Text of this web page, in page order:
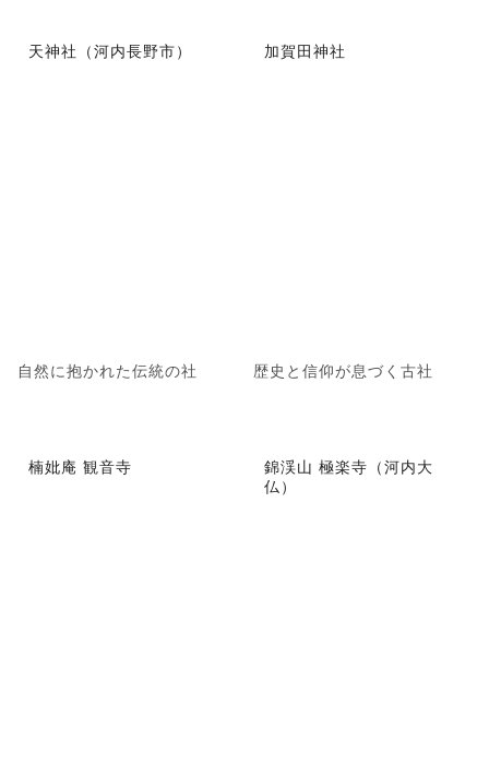
天神社（河内長野市）
自然に抱かれた伝統の社
加賀田神社
歴史と信仰が息づく古社
楠妣庵 観音寺
錦渓山 極楽寺（河内大
仏）